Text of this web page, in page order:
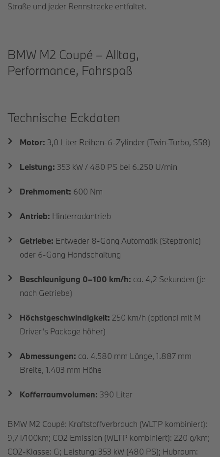
Straße und jeder Rennstrecke entfaltet.
BMW M2 Coupé – Alltag,
Performance, Fahrspaß
Technische Eckdaten
Motor: 3,0 Liter Reihen-6-Zylinder (Twin-Turbo, S58)
Leistung: 353 kW / 480 PS bei 6.250 U/min
Drehmoment: 600 Nm
Antrieb: Hinterradantrieb
Getriebe: Entweder 8-Gang Automatik (Steptronic)
oder 6-Gang Handschaltung
Beschleunigung 0–100 km/h: ca. 4,2 Sekunden (je
nach Getriebe)
Höchstgeschwindigkeit: 250 km/h (optional mit M
Driver’s Package höher)
Abmessungen: ca. 4.580 mm Länge, 1.887 mm
Breite, 1.403 mm Höhe
Kofferraumvolumen: 390 Liter
BMW M2 Coupé: Kraftstoffverbrauch (WLTP kombiniert):
9,7 l/100km; CO2 Emission (WLTP kombiniert): 220 g/km;
CO2-Klasse: G; Leistung: 353 kW (480 PS); Hubraum: